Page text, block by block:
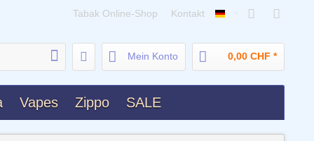
Tabak Online-Shop Kontakt Deutsch
Mein Konto 0,00 CHF *
Vapes Zippo SALE